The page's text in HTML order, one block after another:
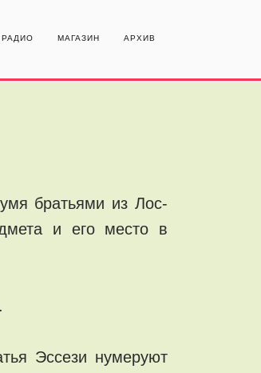
РАДИО МАГАЗИН АРХИВ
братьями из Лос-
и его место в
Эссези нумеруют